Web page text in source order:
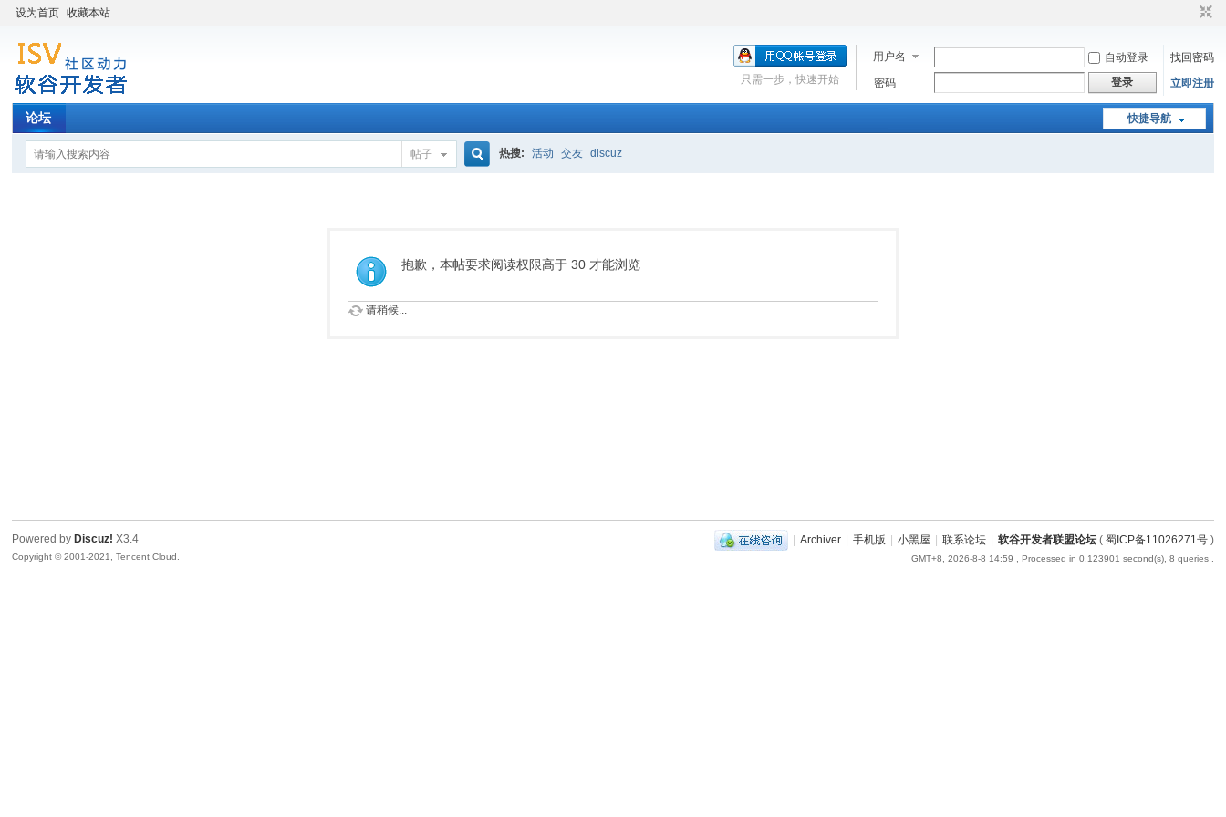
设为首页 收藏本站
用户名 自动登录
找回密码
密码
登录 立即注册
只需一步，快速开始
快捷导航
论坛
帖子
索
热搜: 活动 交友 discuz
抱歉，本帖要求阅读权限高于 30 才能浏览
请稍候...
| Archiver | 手机版 | 小黑屋 | 联系论坛 | 软谷开发者联盟论坛( 蜀ICP备11026271号)
GMT+8, 2026-8-8 14:59 , Processed in 0.123901 second(s), 8 queries .
Powered by Discuz! X3.4
Copyright © 2001-2021, Tencent Cloud.